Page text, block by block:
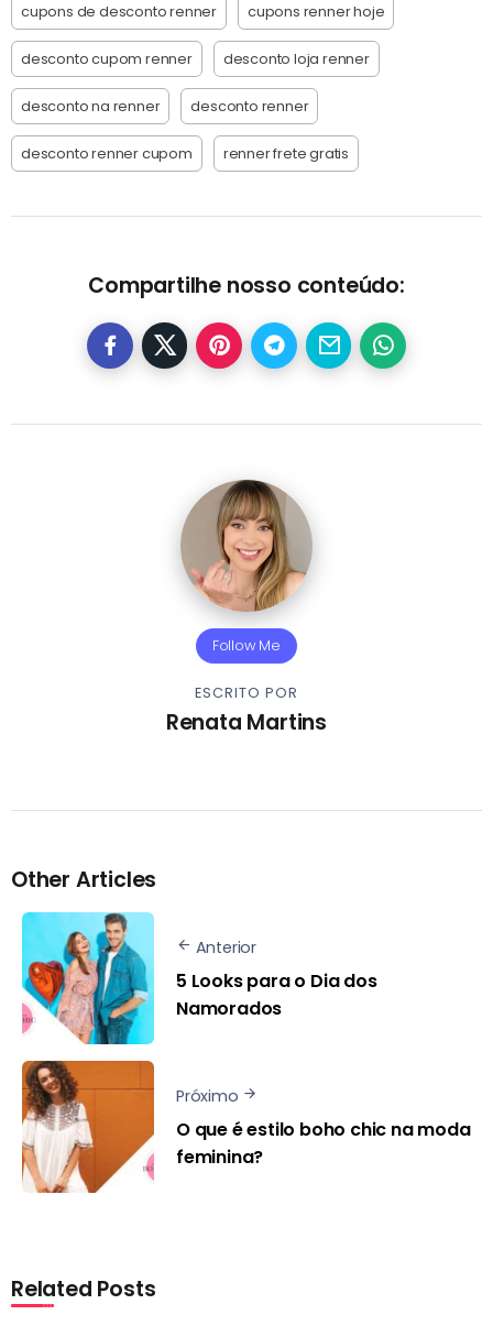
cupons de desconto renner cupons renner hoje
desconto cupom renner desconto loja renner
desconto na renner desconto renner
desconto renner cupom renner frete gratis
Compartilhe nosso conteúdo:
Follow Me
ESCRITO POR
Renata Martins
Other Articles
Anterior
5 Looks para o Dia dos
Namorados
Próximo
O que é estilo boho chic na moda
feminina?
Related Posts